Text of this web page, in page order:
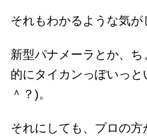
それもわかるような気が
新型パナメーラとか、
的にタイカンっぽいっと
＾？)。
それにしても、プロの